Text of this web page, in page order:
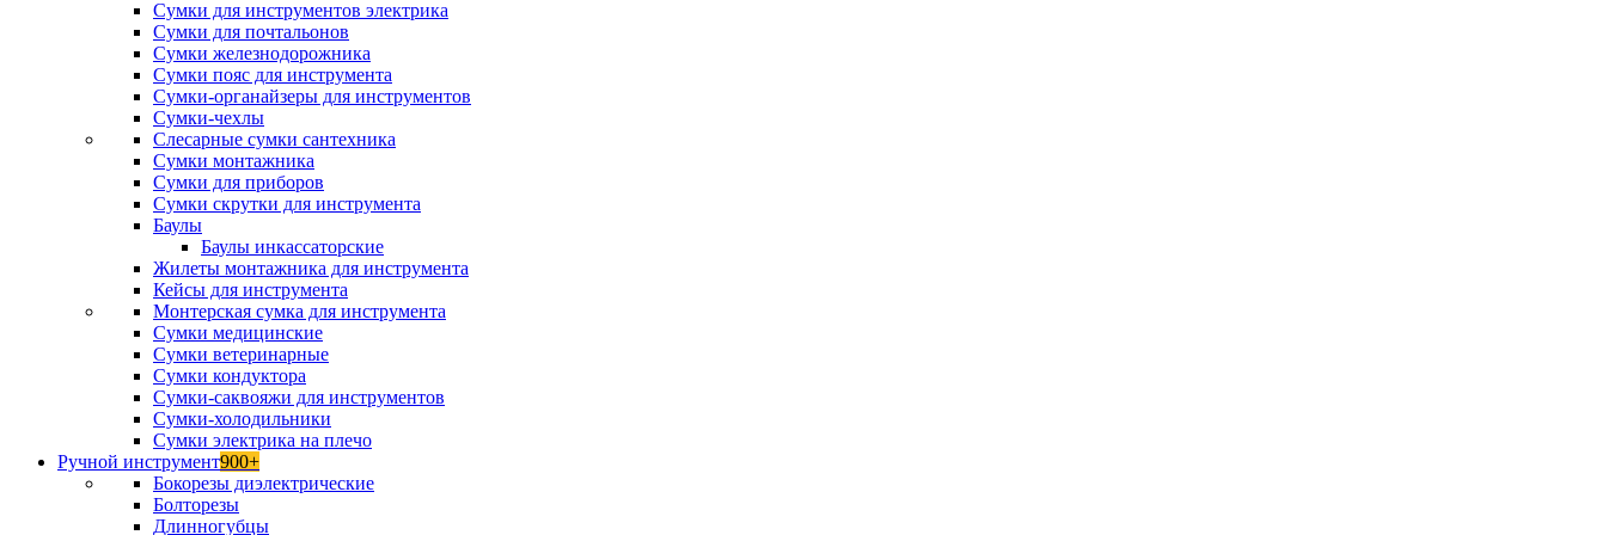
Сумки для инструментов электрика
Сумки для почтальонов
Сумки железнодорожника
Сумки пояс для инструмента
Сумки-органайзеры для инструментов
Сумки-чехлы
Слесарные сумки сантехника
Сумки монтажника
Сумки для приборов
Сумки скрутки для инструмента
Баулы
Баулы инкассаторские
Жилеты монтажника для инструмента
Кейсы для инструмента
Монтерская сумка для инструмента
Сумки медицинские
Сумки ветеринарные
Сумки кондуктора
Сумки-саквояжи для инструментов
Сумки-холодильники
Сумки электрика на плечо
Ручной инструмент900+
Бокорезы диэлектрические
Болторезы
Длинногубцы